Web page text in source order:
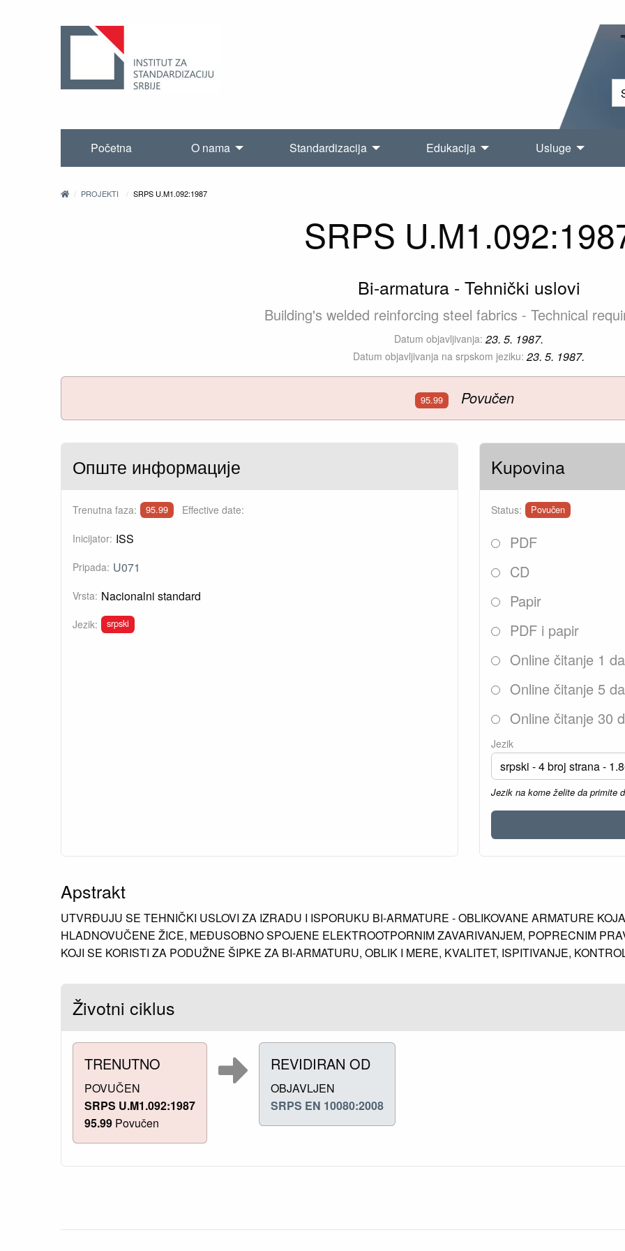
Početna O nama Standardizacija Edukacija Usluge
PROJEKTI SRPS U.M1.092:1987
SRPS
Bi-armatura - Tehnički uslovi
Building's welded reinforcing steel fabrics - Technical
Datum objavljivanja: 23. 5. 1987.
Datum objavljivanja na srpskom jeziku: 23. 5. 1987.
95.99 Povučen
Опште информације
Trenutna faza: 95.99 Effective date:
Inicijator: ISS
Pripada: U071
Vrsta: Nacionalni standard
Jezik: srpski
Kupovina
Status: Povučen
PDF
CD
Papir
PDF i papir
Online čitanje 1
Online čitanje 5
Online čitanje 30
Jezik
Jezik na kome želite da primite
Apstrakt
UTVRĐUJU SE TEHNIČKI USLOVI ZA IZRADU I ISPORUKU BI-ARMATURE - OBLIKOVANE ARMATURE
HLADNOVUČENE ŽICE, MEĐUSOBNO SPOJENE ELEKTROOTPORNIM ZAVARIVANJEM, POPRECNIM
KOJI SE KORISTI ZA PODUŽNE ŠIPKE ZA BI-ARMATURU, OBLIK I MERE, KVALITET, ISPITIVANJE,
Životni ciklus
TRENUTNO
POVUČEN
SRPS U.M1.092:1987
95.99 Povučen
REVIDIRAN OD
OBJAVLJEN
SRPS EN 10080:2008